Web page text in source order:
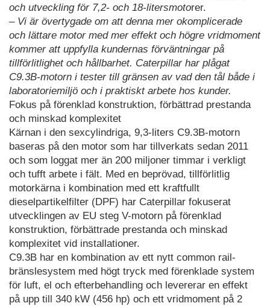
och utveckling för 7,2- och 18-litersmotorer.
– Vi är övertygade om att denna mer okomplicerade
och lättare motor med mer effekt och högre vridmoment
kommer att uppfylla kundernas förväntningar på
tillförlitlighet och hållbarhet. Caterpillar har plågat
C9.3B-motorn i tester till gränsen av vad den tål både i
laboratoriemiljö och i praktiskt arbete hos kunder.
Fokus på förenklad konstruktion, förbättrad prestanda
och minskad komplexitet
Kärnan i den sexcylindriga, 9,3-liters C9.3B-motorn
baseras på den motor som har tillverkats sedan 2011
och som loggat mer än 200 miljoner timmar i verkligt
och tufft arbete i fält. Med en beprövad, tillförlitlig
motorkärna i kombination med ett kraftfullt
dieselpartikelfilter (DPF) har Caterpillar fokuserat
utvecklingen av EU steg V-motorn på förenklad
konstruktion, förbättrade prestanda och minskad
komplexitet vid installationer.
C9.3B har en kombination av ett nytt common rail-
bränslesystem med högt tryck med förenklade system
för luft, el och efterbehandling och levererar en effekt
på upp till 340 kW (456 hp) och ett vridmoment på 2